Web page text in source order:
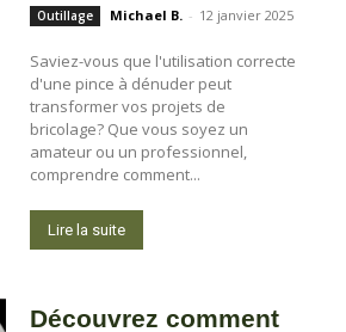
Outillage Michael B. - 12 janvier 2025
Saviez-vous que l'utilisation correcte
d'une pince à dénuder peut
transformer vos projets de
bricolage? Que vous soyez un
amateur ou un professionnel,
comprendre comment...
Lire la suite
Découvrez comment